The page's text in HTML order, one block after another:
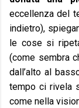
eccellenza del
indietro),
le cose si
(come sembra
dall’alto al
tempo ci rivela
come nella